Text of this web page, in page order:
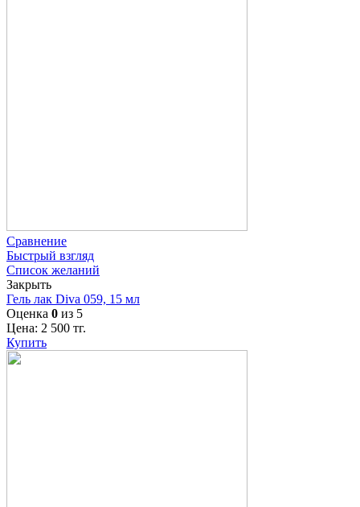
Сравнение
Быстрый взгляд
Список желаний
Закрыть
Гель лак Diva 059, 15 мл
Оценка 0 из 5
Цена: 2 500 тг.
Купить